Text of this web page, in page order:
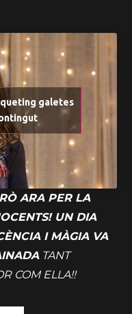
galetes
ARA PER LA
UN DIA
I MÀGIA VA
TANT
COM ELLA!!